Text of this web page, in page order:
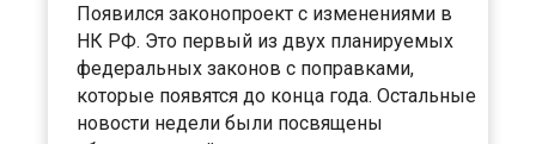
Появился законопроект с изменениями в
НК РФ. Это первый из двух планируемых
федеральных законов с поправками,
которые появятся до конца года. Остальные
новости недели были посвящены